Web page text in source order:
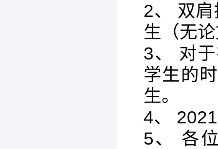
2、 双
生（无
3、 对
学生的
生。
4、
5、 各